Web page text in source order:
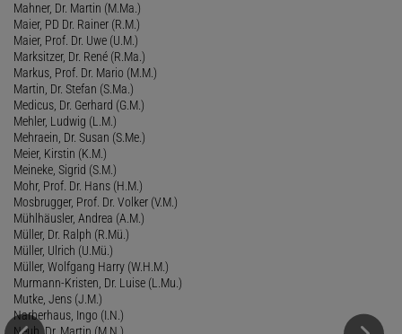
Mahner, Dr. Martin (M.Ma.)
Maier, PD Dr. Rainer (R.M.)
Maier, Prof. Dr. Uwe (U.M.)
Marksitzer, Dr. René (R.Ma.)
Markus, Prof. Dr. Mario (M.M.)
Martin, Dr. Stefan (S.Ma.)
Medicus, Dr. Gerhard (G.M.)
Mehler, Ludwig (L.M.)
Mehraein, Dr. Susan (S.Me.)
Meier, Kirstin (K.M.)
Meineke, Sigrid (S.M.)
Mohr, Prof. Dr. Hans (H.M.)
Mosbrugger, Prof. Dr. Volker (V.M.)
Mühlhäusler, Andrea (A.M.)
Müller, Dr. Ralph (R.Mü.)
Müller, Ulrich (U.Mü.)
Müller, Wolfgang Harry (W.H.M.)
Murmann-Kristen, Dr. Luise (L.Mu.)
Mutke, Jens (J.M.)
Narberhaus, Ingo (I.N.)
Neub, Dr. Martin (M.N.)